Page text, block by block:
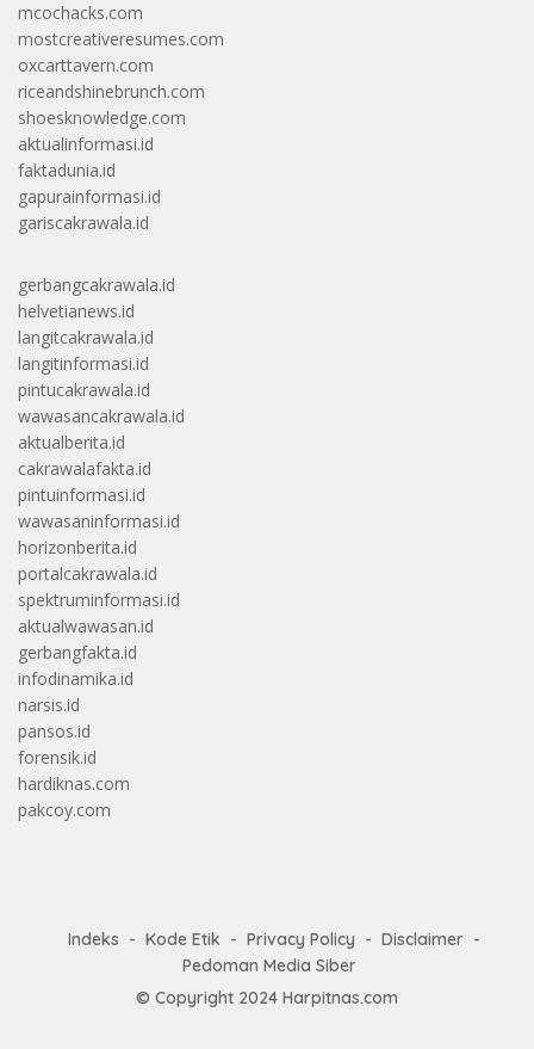
mcochacks.com
mostcreativeresumes.com
oxcarttavern.com
riceandshinebrunch.com
shoesknowledge.com
aktualinformasi.id
faktadunia.id
gapurainformasi.id
gariscakrawala.id
gerbangcakrawala.id
helvetianews.id
langitcakrawala.id
langitinformasi.id
pintucakrawala.id
wawasancakrawala.id
aktualberita.id
cakrawalafakta.id
pintuinformasi.id
wawasaninformasi.id
horizonberita.id
portalcakrawala.id
spektruminformasi.id
aktualwawasan.id
gerbangfakta.id
infodinamika.id
narsis.id
pansos.id
forensik.id
hardiknas.com
pakcoy.com
Indeks Kode Etik Privacy Policy
Disclaimer
Pedoman Media Siber
© Copyright 2024 Harpitnas.com